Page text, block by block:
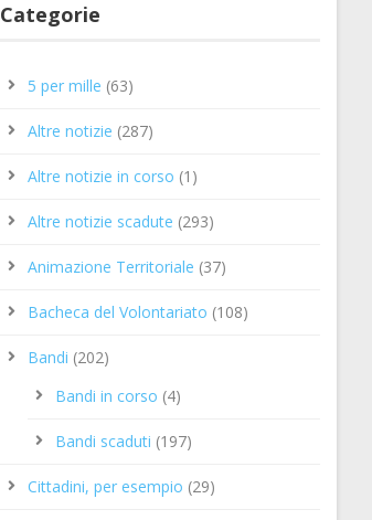
Categorie
5 per mille (63)
Altre notizie (287)
Altre notizie in corso (1)
Altre notizie scadute (293)
Animazione Territoriale (37)
Bacheca del Volontariato (108)
Bandi (202)
Bandi in corso (4)
Bandi scaduti (197)
Cittadini, per esempio (29)